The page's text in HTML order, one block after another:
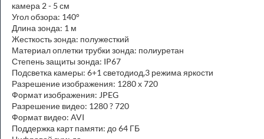
камера 2 - 5 см
Угол обзора: 140°
Длина зонда: 1 м
Жесткость зонда: полужесткий
Материал оплетки трубки зонда: полиуретан
Степень защиты зонда: IP67
Подсветка камеры: 6+1 светодиод,3 режима яркости
Разрешение изображения: 1280 х 720
Формат изображения: JPEG
Разрешение видео: 1280 ? 720
Формат видео: AVI
Поддержка карт памяти: до 64 ГБ